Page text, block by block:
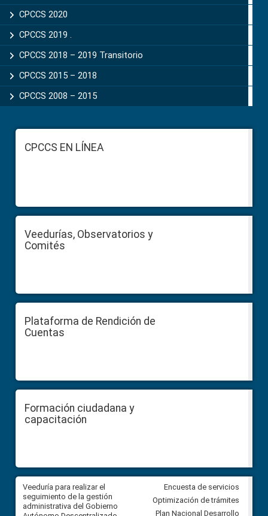
CPCCS 2020
CPCCS 2019 .
CPCCS 2018 – 2019 Transitorio
CPCCS 2015 – 2018
CPCCS 2008 – 2015
FooterCPCCS EN LÍNEA
Veedurías, Observatorios y
Comités
Plataforma de Rendición de
Cuentas
Formación ciudadana y
capacitación
Veeduría para realizar el
seguimiento de la gestión
administrativa del Gobierno
Veeduría para vigilar los
derivados de la Audiencia
Encuesta de servicios
Optimización de trámites
Plan Nacional Desarrollo